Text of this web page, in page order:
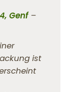
Genf–
ist